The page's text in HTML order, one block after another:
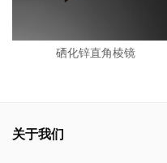
硒化锌直角棱镜
关于我们